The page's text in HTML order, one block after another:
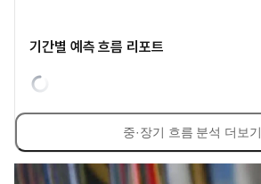
기간별 예측 흐름 리포트
중·장기 흐름 분석 더보기